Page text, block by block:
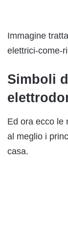
Immagine
elettrici-come-
Simboli
Ed ora ecco le
al meglio i
casa.